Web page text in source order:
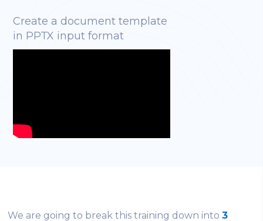
Create a document template
in PPTX input format
We are going to break this training down into3